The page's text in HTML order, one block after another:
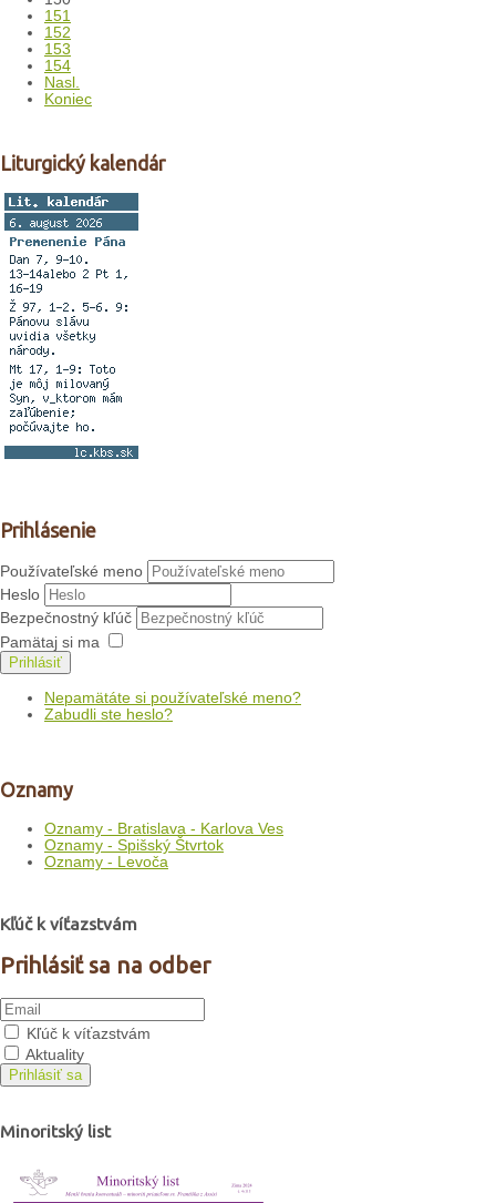
151
152
153
154
Nasl.
Koniec
Liturgický kalendár
Prihlásenie
Používateľské meno
Heslo
Bezpečnostný kľúč
Pamätaj si ma
Prihlásiť
Nepamätáte si používateľské meno?
Zabudli ste heslo?
Oznamy
Oznamy - Bratislava - Karlova Ves
Oznamy - Spišský Štvrtok
Oznamy - Levoča
Kľúč k víťazstvám
Prihlásiť sa na odber
Kľúč k víťazstvám
Aktuality
Prihlásiť sa
Minoritský list